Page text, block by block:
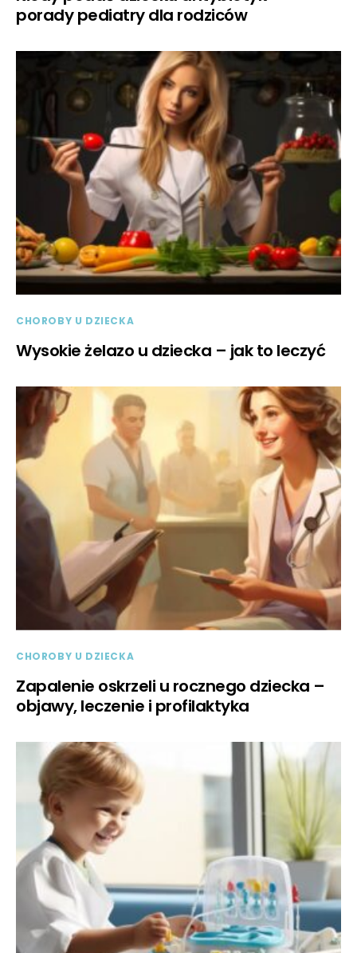
porady pediatry dla rodziców
CHOROBY U DZIECKA
Wysokie żelazo u dziecka – jak to leczyć
CHOROBY U DZIECKA
Zapalenie oskrzeli u rocznego dziecka –
objawy, leczenie i profilaktyka